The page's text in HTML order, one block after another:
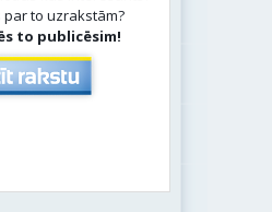
par to uzrakstām?
to publicēsim!